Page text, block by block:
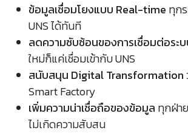
ข้อมูลเชื่อมโยงแบบ Real-time ทุก
UNS ได้ทันที
ลดความซับซ้อนของการเชื่อมต่อระ
ใหม่ก็แค่เชื่อมเข้ากับ UNS
สนับสนุน Digital Transformation
Smart Factory
เพิ่มความน่าเชื่อถือของข้อมูล ทุกฝ่า
ไม่เกิดความสับสน